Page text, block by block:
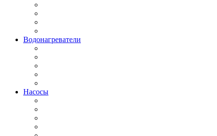
Водонагреватели
Насосы